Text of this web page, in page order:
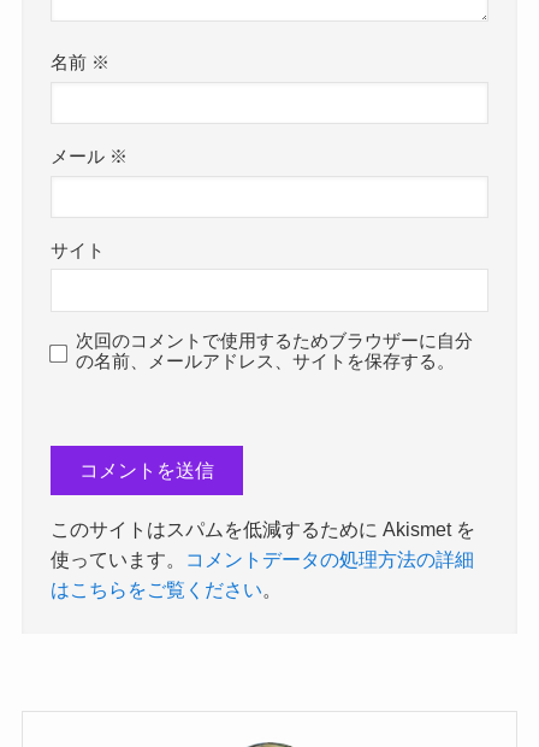
名前 ※
メール ※
サイト
次回のコメントで使用するためブラウザーに自分
の名前、メールアドレス、サイトを保存する。
このサイトはスパムを低減するために Akismet を
使っています。
コメントデータの処理方法の詳細
はこちらをご覧ください。